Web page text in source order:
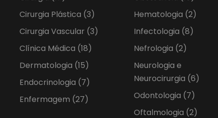
Cirurgia Plástica (3)
Cirurgia Vascular (3)
Clínica Médica (18)
Dermatologia (15)
Endocrinologia (7)
Enfermagem (27)
Hematologia (2)
Infectologia (8)
Nefrologia (2)
Neurologia e
Neurocirurgia (6)
Odontologia (7)
Oftalmologia (2)